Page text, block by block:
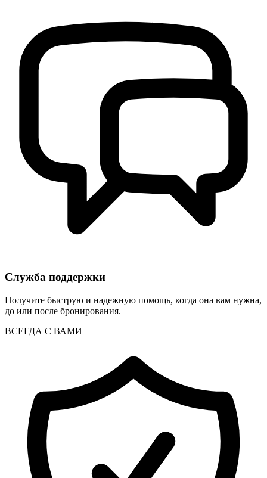
Служба поддержки
Получите быструю и надежную помощь, когда она вам нужна,
до или после бронирования.
ВСЕГДА С ВАМИ